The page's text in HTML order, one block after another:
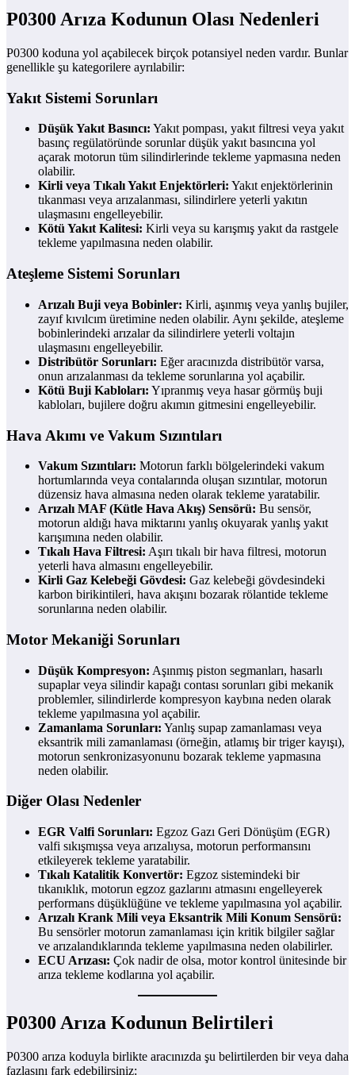
P0300 Arıza Kodunun Olası Nedenleri
P0300 koduna yol açabilecek birçok potansiyel neden vardır. Bunlar
genellikle şu kategorilere ayrılabilir:
Yakıt Sistemi Sorunları
Düşük Yakıt Basıncı: Yakıt pompası, yakıt filtresi veya yakıt
basınç regülatöründe sorunlar düşük yakıt basıncına yol
açarak motorun tüm silindirlerinde tekleme yapmasına neden
olabilir.
Kirli veya Tıkalı Yakıt Enjektörleri: Yakıt enjektörlerinin
tıkanması veya arızalanması, silindirlere yeterli yakıtın
ulaşmasını engelleyebilir.
Kötü Yakıt Kalitesi: Kirli veya su karışmış yakıt da rastgele
tekleme yapılmasına neden olabilir.
Ateşleme Sistemi Sorunları
Arızalı Buji veya Bobinler: Kirli, aşınmış veya yanlış bujiler,
zayıf kıvılcım üretimine neden olabilir. Aynı şekilde, ateşleme
bobinlerindeki arızalar da silindirlere yeterli voltajın
ulaşmasını engelleyebilir.
Distribütör Sorunları: Eğer aracınızda distribütör varsa,
onun arızalanması da tekleme sorunlarına yol açabilir.
Kötü Buji Kabloları: Yıpranmış veya hasar görmüş buji
kabloları, bujilere doğru akımın gitmesini engelleyebilir.
Hava Akımı ve Vakum Sızıntıları
Vakum Sızıntıları: Motorun farklı bölgelerindeki vakum
hortumlarında veya contalarında oluşan sızıntılar, motorun
düzensiz hava almasına neden olarak tekleme yaratabilir.
Arızalı MAF (Kütle Hava Akış) Sensörü: Bu sensör,
motorun aldığı hava miktarını yanlış okuyarak yanlış yakıt
karışımına neden olabilir.
Tıkalı Hava Filtresi: Aşırı tıkalı bir hava filtresi, motorun
yeterli hava almasını engelleyebilir.
Kirli Gaz Kelebeği Gövdesi: Gaz kelebeği gövdesindeki
karbon birikintileri, hava akışını bozarak rölantide tekleme
sorunlarına neden olabilir.
Motor Mekaniği Sorunları
Düşük Kompresyon: Aşınmış piston segmanları, hasarlı
supaplar veya silindir kapağı contası sorunları gibi mekanik
problemler, silindirlerde kompresyon kaybına neden olarak
tekleme yapılmasına yol açabilir.
Zamanlama Sorunları: Yanlış supap zamanlaması veya
eksantrik mili zamanlaması (örneğin, atlamış bir triger kayışı),
motorun senkronizasyonunu bozarak tekleme yapmasına
neden olabilir.
Diğer Olası Nedenler
EGR Valfi Sorunları: Egzoz Gazı Geri Dönüşüm (EGR)
valfi sıkışmışsa veya arızalıysa, motorun performansını
etkileyerek tekleme yaratabilir.
Tıkalı Katalitik Konvertör: Egzoz sistemindeki bir
tıkanıklık, motorun egzoz gazlarını atmasını engelleyerek
performans düşüklüğüne ve tekleme yapılmasına yol açabilir.
Arızalı Krank Mili veya Eksantrik Mili Konum Sensörü:
Bu sensörler motorun zamanlaması için kritik bilgiler sağlar
ve arızalandıklarında tekleme yapılmasına neden olabilirler.
ECU Arızası: Çok nadir de olsa, motor kontrol ünitesinde bir
arıza tekleme kodlarına yol açabilir.
P0300 Arıza Kodunun Belirtileri
P0300 arıza koduyla birlikte aracınızda şu belirtilerden bir veya daha
fazlasını fark edebilirsiniz: